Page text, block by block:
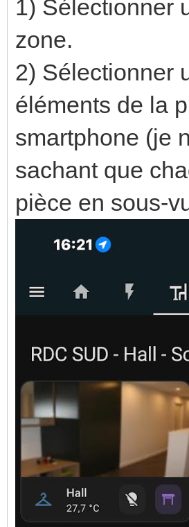
1) Sélectionner
zone.
2) Sélectionner
éléments de la
smartphone (je
sachant que
pièce en sous-